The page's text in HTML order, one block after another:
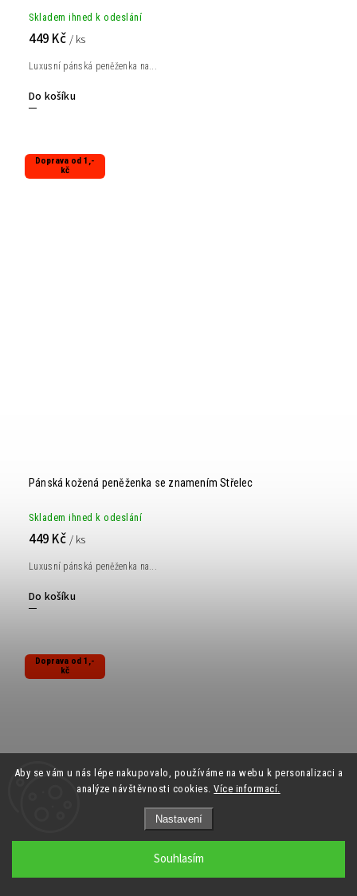
Aby se vám u nás lépe nakupovalo, používáme na webu k personalizaci a
analýze návštěvnosti cookies.Více informací.
Nastavení
Souhlasím
Skladem ihned k odeslání
449 Kč / ks
Do košíku
Luxusní pánská peněženka na...
Doprava od 1,-
kč
Pánská kožená peněženka se znamením Střelec
Skladem ihned k odeslání
449 Kč / ks
Do košíku
Luxusní pánská peněženka na...
Doprava od 1,-
kč